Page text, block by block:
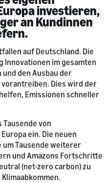
investieren,
an Kundinnen
auf Deutschland. Die
im gesamten
den Ausbau der
Dies wird der
Emissionen schneller
von
ein. Die neuen
Tausende weiterer
und Amazons Fortschritte
(net-zero carbon) zu